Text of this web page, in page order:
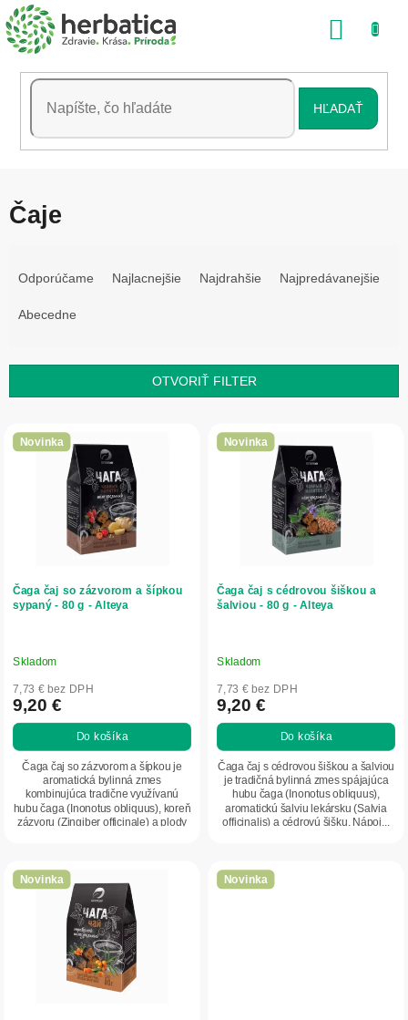
Prejsť
na
obsah
HĽADAŤ
Čaje
p
o
d
Odporúčame Najlacnejšie Najdrahšie Najpredávanejšie
Abecedne
OTVORIŤ FILTER
ý
d
u
o
v
Novinka
Čaga čaj so zázvorom a šípkou
sypaný - 80 g - Alteya
Skladom
7,73 € bez DPH
9,20 €
Do košíka
Čaga čaj so zázvorom a šípkou je
aromatická bylinná zmes
kombinujúca tradične využívanú
hubu čaga (Inonotus obliquus), koreň
zázvoru (Zingiber officinale) a plody
Novinka
Čaga čaj s cédrovou šiškou a
šalviou - 80 g - Alteya
Skladom
7,73 € bez DPH
9,20 €
Do košíka
Čaga čaj s cédrovou šiškou a šalviou
je tradičná bylinná zmes spájajúca
hubu čaga (Inonotus obliquus),
aromatickú šalviu lekársku (Salvia
officinalis) a cédrovú šišku. Nápoj...
Novinka Novinka